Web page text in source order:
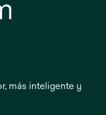
más inteligente y